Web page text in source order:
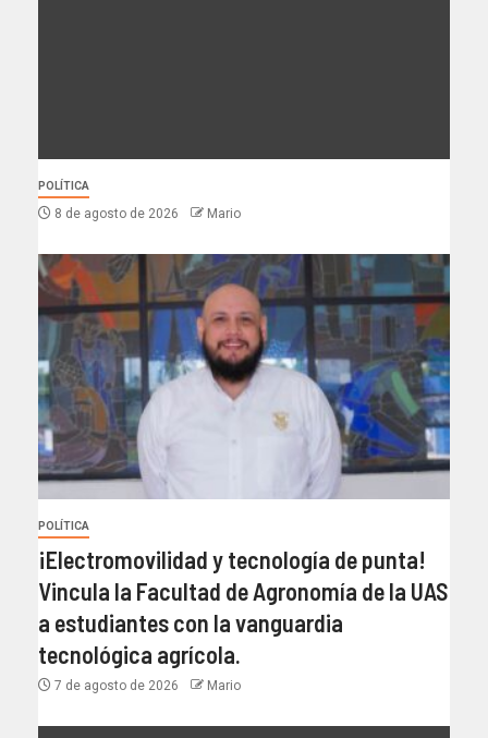
POLÍTICA
8 de agosto de 2026 Mario
POLÍTICA
¡Electromovilidad y tecnología de punta!
Vincula la Facultad de Agronomía de la UAS
a estudiantes con la vanguardia
tecnológica agrícola.
7 de agosto de 2026 Mario